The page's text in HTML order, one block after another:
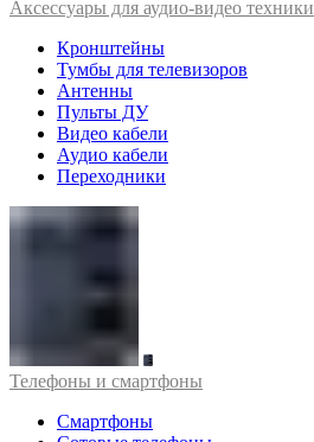
Аксессуары для аудио-видео техники
Кронштейны
Тумбы для телевизоров
Антенны
Пульты ДУ
Видео кабели
Аудио кабели
Переходники
Телефоны и смартфоны
Смартфоны